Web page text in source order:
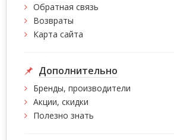
Обратная связь
Возвраты
Карта сайта
Дополнительно
Бренды, производители
Акции, скидки
Полезно знать